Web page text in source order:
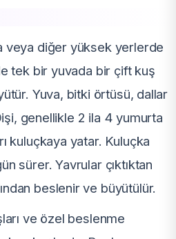
veya diğer yüksek yerlerde
tek bir yuvada bir çift kuş
Yuva, bitki örtüsü, dallar
genellikle 2 ila 4 yumurta
kuluçkaya yatar. Kuluçka
sürer. Yavrular çıktıktan
beslenir ve büyütülür.
ve özel beslenme